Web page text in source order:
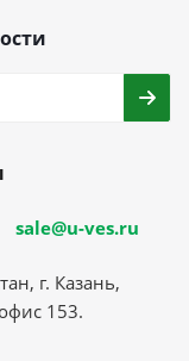
sale@u-ves.ru
г. Казань,
153.